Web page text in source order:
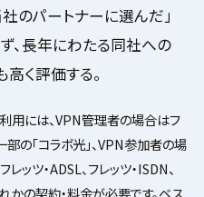
のパートナーに選んだ」
、長年にわたる同社への
く評価する。
利用には、VPN管理者の場合はフ
の「コラボ光」、VPN参加者の場
ッツ・ADSL、フレッツ・ISDN、
かの契約・料金が必要です。ベス